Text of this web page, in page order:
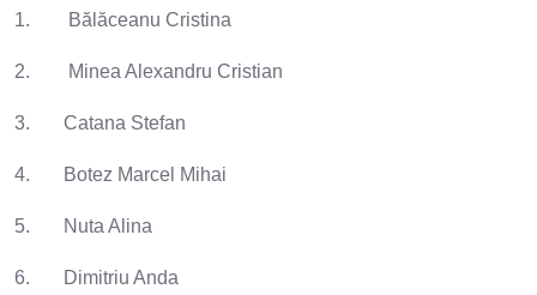
1. Bălăceanu Cristina
2. Minea Alexandru Cristian
3. Catana Stefan
4. Botez Marcel Mihai
5. Nuta Alina
6. Dimitriu Anda